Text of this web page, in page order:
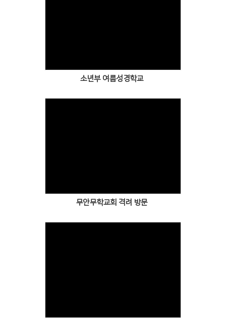
소년부 여름성경학교
무안무학교회 격려 방문